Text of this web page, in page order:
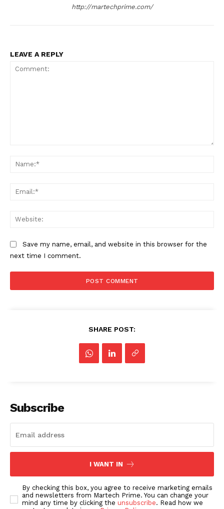
http://martechprime.com/
LEAVE A REPLY
Save my name, email, and website in this browser for the
next time I comment.
SHARE POST:
Subscribe
I WANT IN
By checking this box, you agree to receive marketing emails
and newsletters from Martech Prime. You can change your
mind any time by clicking the unsubscribe. Read how we